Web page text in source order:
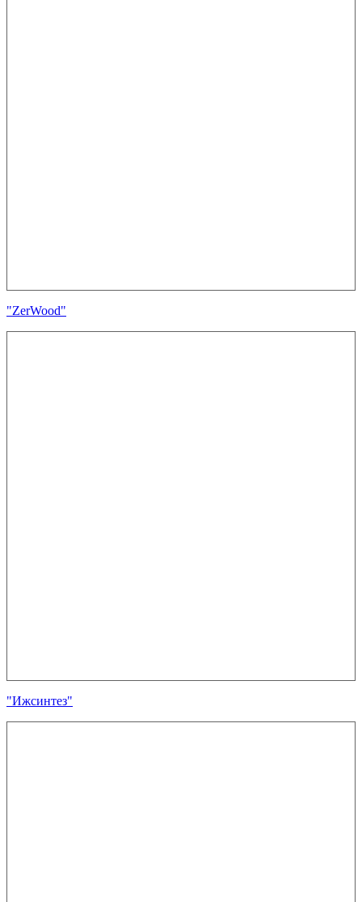
"ZerWood"
"Ижсинтез"